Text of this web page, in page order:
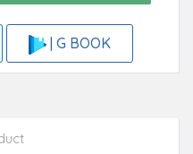
| G BOOK